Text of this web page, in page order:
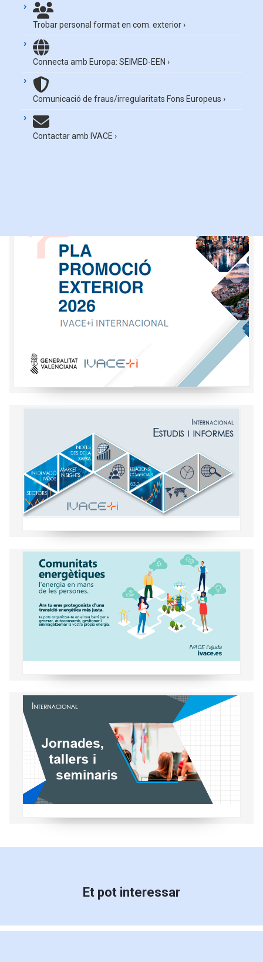
Trobar personal format en com. exterior›
Connecta amb Europa: SEIMED-EEN ›
Comunicació de fraus/irregularitats Fons Europeus ›
Contactar amb IVACE ›
principals mercats internacionals
Coneix les comunitats energètiques
Activitats sobre temátiques relacionades
amb la Internacionalització
Et pot interessar